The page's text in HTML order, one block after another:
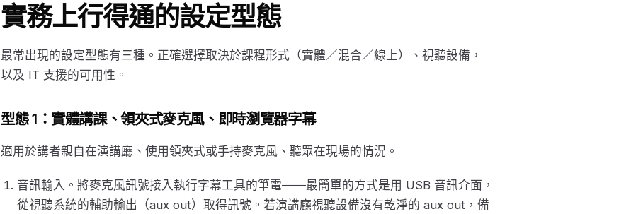
實務上行得通的設定型態
最常出現的設定型態有三種。正確選擇取決於課程形式（實體／混合／線上）、視聽設備，
以及 IT 支援的可用性。
型態 1：實體講課、領夾式麥克風、即時瀏覽器字幕
適用於講者親自在演講廳、使用領夾式或手持麥克風、聽眾在現場的情況。
音訊輸入。將麥克風訊號接入執行字幕工具的筆電——最簡單的方式是用 USB 音訊介面，
從視聽系統的輔助輸出（aux out）取得訊號。若演講廳視聽設備沒有乾淨的 aux out，備